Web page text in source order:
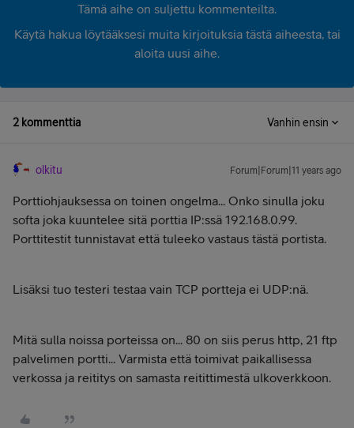
Tämä aihe on suljettu kommenteilta.
Käytä hakua löytääksesi muita kirjoituksia tästä aiheesta, tai
aloita uusi aihe.
2 kommenttia Vanhin ensin
olkitu Forum|Forum|11 years ago
Porttiohjauksessa on toinen ongelma... Onko sinulla joku
softa joka kuuntelee sitä porttia IP:ssä 192.168.0.99.
Porttitestit tunnistavat että tuleeko vastaus tästä portista.
Lisäksi tuo testeri testaa vain TCP portteja ei UDP:nä.
Mitä sulla noissa porteissa on... 80 on siis perus http, 21 ftp
palvelimen portti... Varmista että toimivat paikallisessa
verkossa ja reititys on samasta reitittimestä ulkoverkkoon.